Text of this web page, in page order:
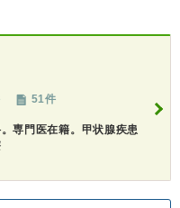
51件
専門医在籍。甲状腺疾患